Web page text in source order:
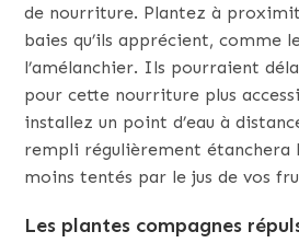
de nourriture. Plantez à
baies qu’ils apprécient, comme
l’amélanchier. Ils pourraient
pour cette nourriture plus
installez un point d’eau à
rempli régulièrement étanchera
moins tentés par le jus de vos
Les plantes compagnes